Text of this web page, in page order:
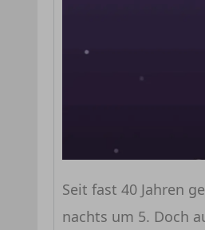
Seit fast 40 Jahren
nachts um 5. Doch